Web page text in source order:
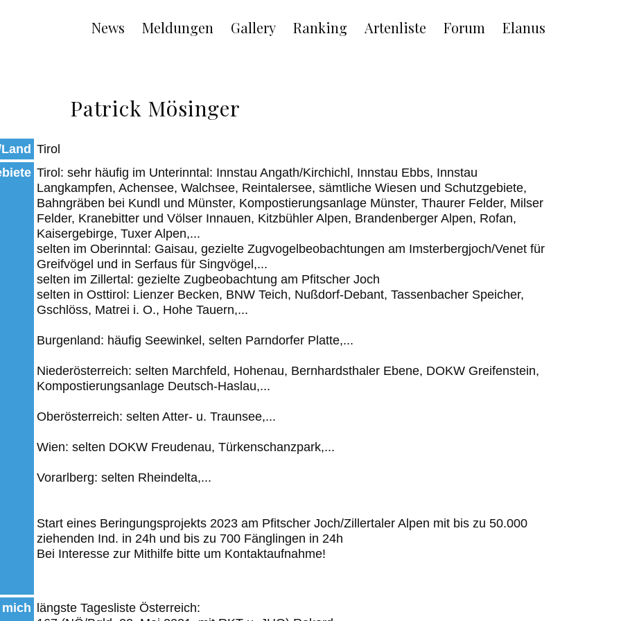
Main
navigation
News Meldungen Gallery Ranking Artenliste Forum Elanus
Patrick Mösinger
Tirol
Tirol: sehr häufig im Unterinntal: Innstau Angath/Kirchichl, Innstau Ebbs, Innstau
Langkampfen, Achensee, Walchsee, Reintalersee, sämtliche Wiesen und Schutzgebiete,
Bahngräben bei Kundl und Münster, Kompostierungsanlage Münster, Thaurer Felder, Milser
Felder, Kranebitter und Völser Innauen, Kitzbühler Alpen, Brandenberger Alpen, Rofan,
Kaisergebirge, Tuxer Alpen,...
selten im Oberinntal: Gaisau, gezielte Zugvogelbeobachtungen am Imsterbergjoch/Venet für
Greifvögel und in Serfaus für Singvögel,...
selten im Zillertal: gezielte Zugbeobachtung am Pfitscher Joch
selten in Osttirol: Lienzer Becken, BNW Teich, Nußdorf-Debant, Tassenbacher Speicher,
Gschlöss, Matrei i. O., Hohe Tauern,...
Burgenland: häufig Seewinkel, selten Parndorfer Platte,...
Niederösterreich: selten Marchfeld, Hohenau, Bernhardsthaler Ebene, DOKW Greifenstein,
Kompostierungsanlage Deutsch-Haslau,...
Oberösterreich: selten Atter- u. Traunsee,...
Wien: selten DOKW Freudenau, Türkenschanzpark,...
Vorarlberg: selten Rheindelta,...
Start eines Beringungsprojekts 2023 am Pfitscher Joch/Zillertaler Alpen mit bis zu 50.000
ziehenden Ind. in 24h und bis zu 700 Fänglingen in 24h
Bei Interesse zur Mithilfe bitte um Kontaktaufnahme!
längste Tagesliste Österreich: